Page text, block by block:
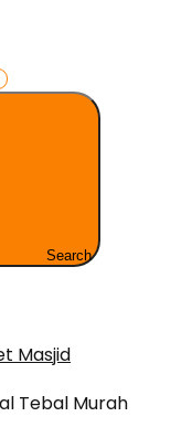
Search
Masjid
Tebal Murah